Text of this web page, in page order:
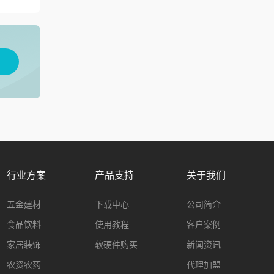
行业方案
五金建材
食品饮料
家居装饰
农资农药
产品支持
下载中心
使用教程
软硬件购买
关于我们
公司简介
客户案例
新闻资讯
代理加盟